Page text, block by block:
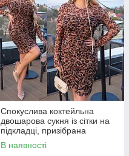
Спокуслива коктейльна
двошарова сукня із сітки на
підкладці, призібрана
спереду, норма і батал великі
розміри
В наявності